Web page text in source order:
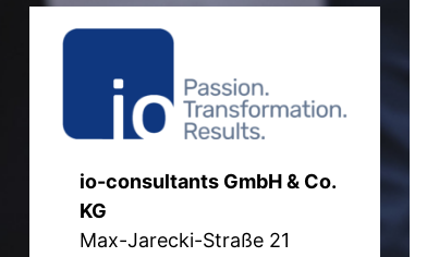
io-consultants GmbH & Co.
KG
Max-Jarecki-Straße 21